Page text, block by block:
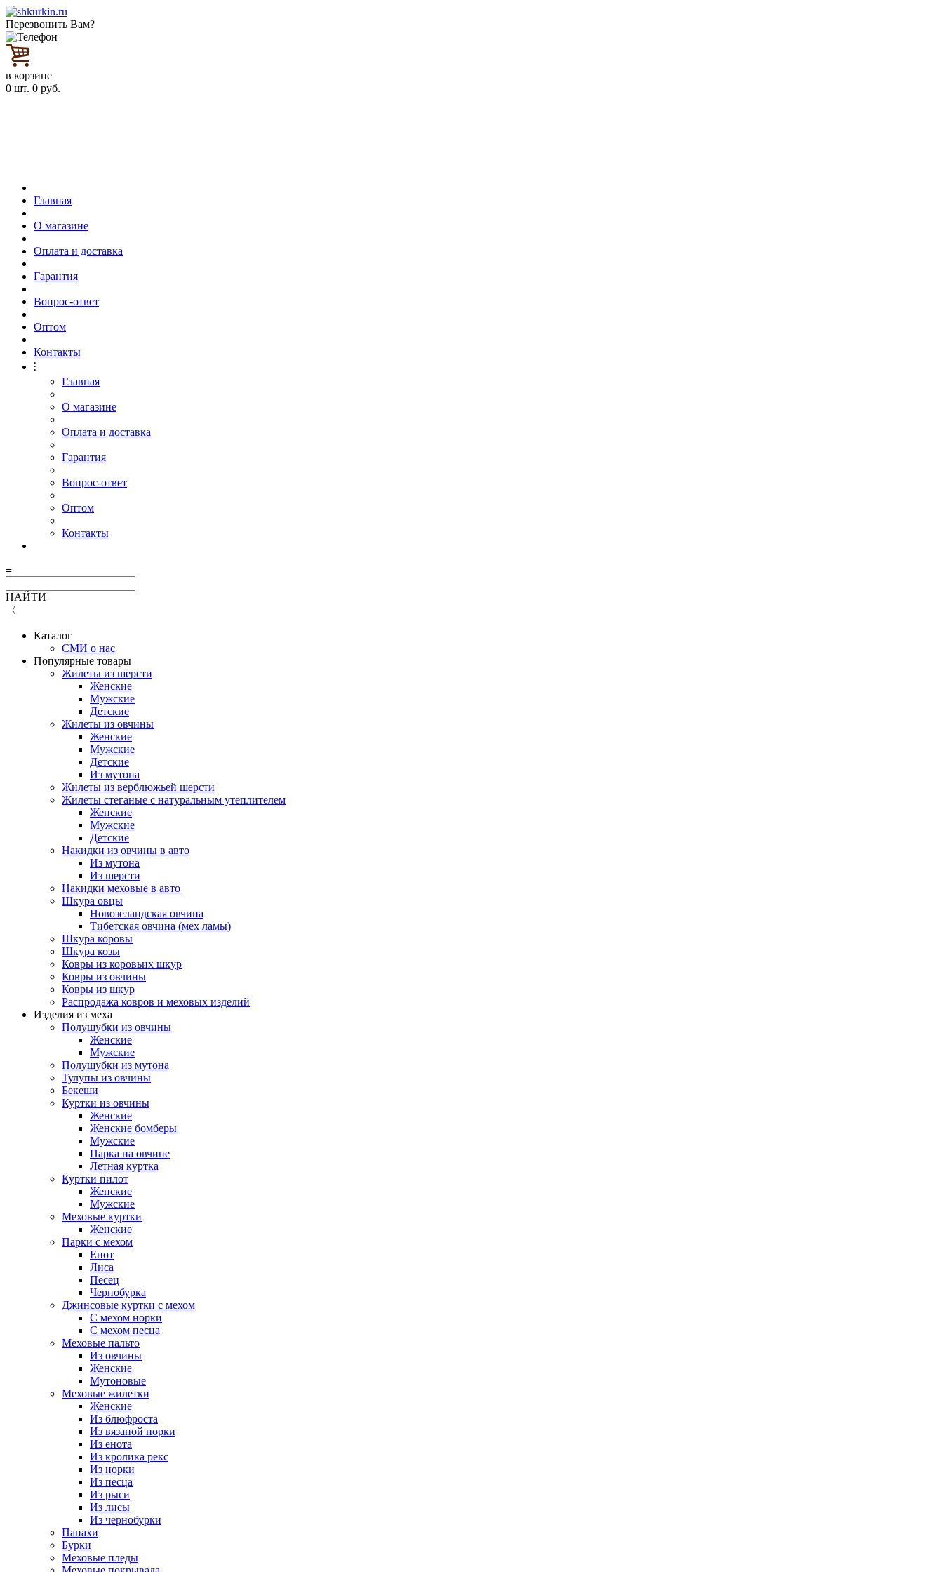
Перезвонить Вам?
в корзине
0 шт. 0 руб.
Главная
О магазине
Оплата и доставка
Гарантия
Вопрос-ответ
Оптом
Контакты
⫶
Главная
О магазине
Оплата и доставка
Гарантия
Вопрос-ответ
Оптом
Контакты
≡
НАЙТИ
〈
Каталог
СМИ о нас
Популярные товары
Жилеты из шерсти
Женские
Мужские
Детские
Жилеты из овчины
Женские
Мужские
Детские
Из мутона
Жилеты из верблюжьей шерсти
Жилеты стеганые с натуральным утеплителем
Женские
Мужские
Детские
Накидки из овчины в авто
Из мутона
Из шерсти
Накидки меховые в авто
Шкура овцы
Новозеландская овчина
Тибетская овчина (мех ламы)
Шкура коровы
Шкура козы
Ковры из коровьих шкур
Ковры из овчины
Ковры из шкур
Распродажа ковров и меховых изделий
Изделия из меха
Полушубки из овчины
Женские
Мужские
Полушубки из мутона
Тулупы из овчины
Бекеши
Куртки из овчины
Женские
Женские бомберы
Мужские
Парка на овчине
Летная куртка
Куртки пилот
Женские
Мужские
Меховые куртки
Женские
Парки с мехом
Енот
Лиса
Песец
Чернобурка
Джинсовые куртки с мехом
С мехом норки
С мехом песца
Меховые пальто
Из овчины
Женские
Мутоновые
Меховые жилетки
Женские
Из блюфроста
Из вязаной норки
Из енота
Из кролика рекс
Из норки
Из песца
Из рыси
Из лисы
Из чернобурки
Папахи
Бурки
Меховые пледы